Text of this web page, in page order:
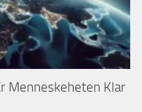
Menneskeheten Klar